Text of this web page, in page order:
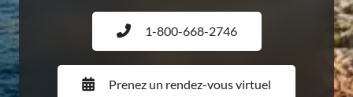
1-800-668-2746
Prenez un rendez-vous virtuel